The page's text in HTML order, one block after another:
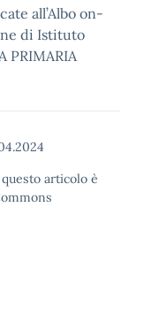
all’Albo on-
di Istituto
PRIMARIA
articolo è